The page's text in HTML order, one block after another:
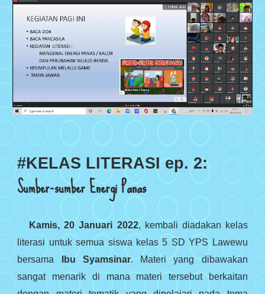
#KELAS LITERASI ep. 2:
Sumber-sumber Energi Panas
Kamis, 20 Januari 2022, kembali diadakan kelas
literasi untuk semua siswa kelas 5 SD YPS Lawewu
bersama
Ibu Syamsinar. Materi yang dibawakan
sangat menarik di mana materi tersebut berkaitan